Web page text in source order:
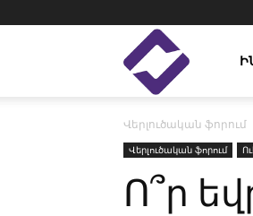
Enlight
Studies
Վերլուծական ֆորում
Վերլուծական ֆորում
Ո՞ր